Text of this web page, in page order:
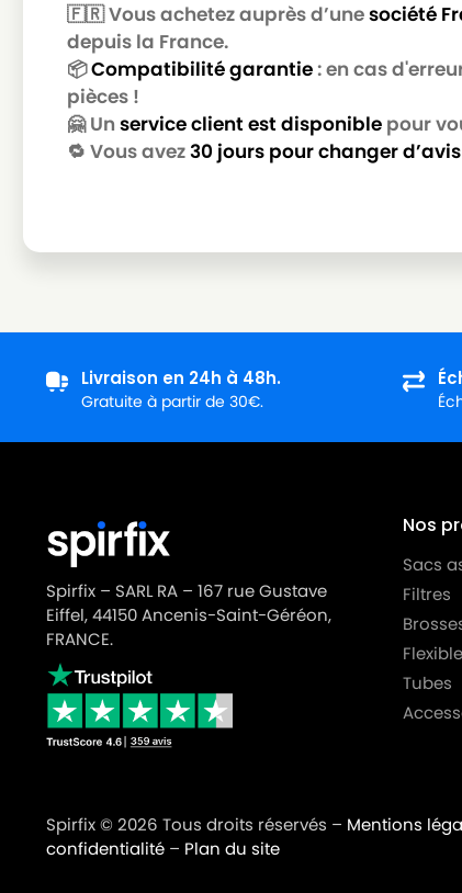
🇫🇷 Vous achetez auprès d’unesociété
depuis la France.
📦Compatibilité garantie: en cas
pièces !
🤗 Un service client est disponible pour
🔁 Vous avez30 jours pour changer d’avis
Livraison en 24h à 48h.
Gratuite à partir de 30€.
Spirfix – SARL RA – 167 rue Gustave
Eiffel, 44150 Ancenis-Saint-Géréon,
FRANCE.
Nos
Sacs
Filtres
Tubes
Spirfix © 2026 Tous droits réservés – Mentions
confidentialité– Plan du site